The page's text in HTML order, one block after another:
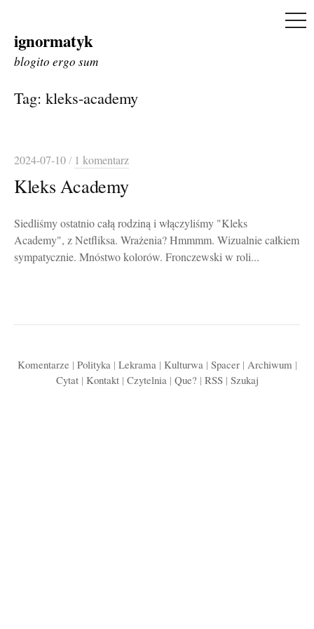
Skip
to
ignormatyk
blogito ergo sum
Tag: kleks-academy
2024-07-10/ 1 komentarz
Kleks Academy
Siedliśmy ostatnio całą rodziną i włączyliśmy "Kleks
Academy", z Netfliksa. Wrażenia? Hmmmm. Wizualnie całkiem
sympatycznie. Mnóstwo kolorów. Fronczewski w roli...
Komentarze | Polityka| Lekrama| Kulturwa| Spacer| Archiwum |
Cytat| Kontakt| Czytelnia| Que? | RSS| Szukaj